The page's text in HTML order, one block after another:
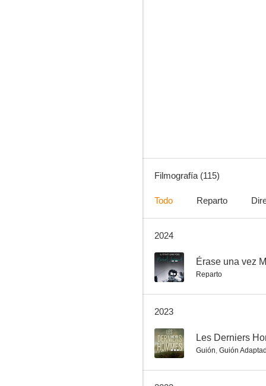
El pacto de los lobos
Filmografía (115)
Todo Reparto
2024
-- Érase una vez
Reparto
2023
-- Les Derniers
Guión, Guión